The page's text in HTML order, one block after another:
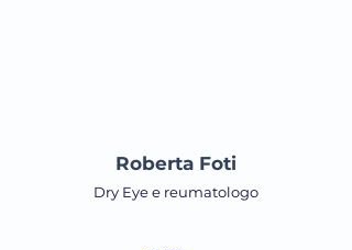
Roberta Foti
Dry Eye e reumatologo